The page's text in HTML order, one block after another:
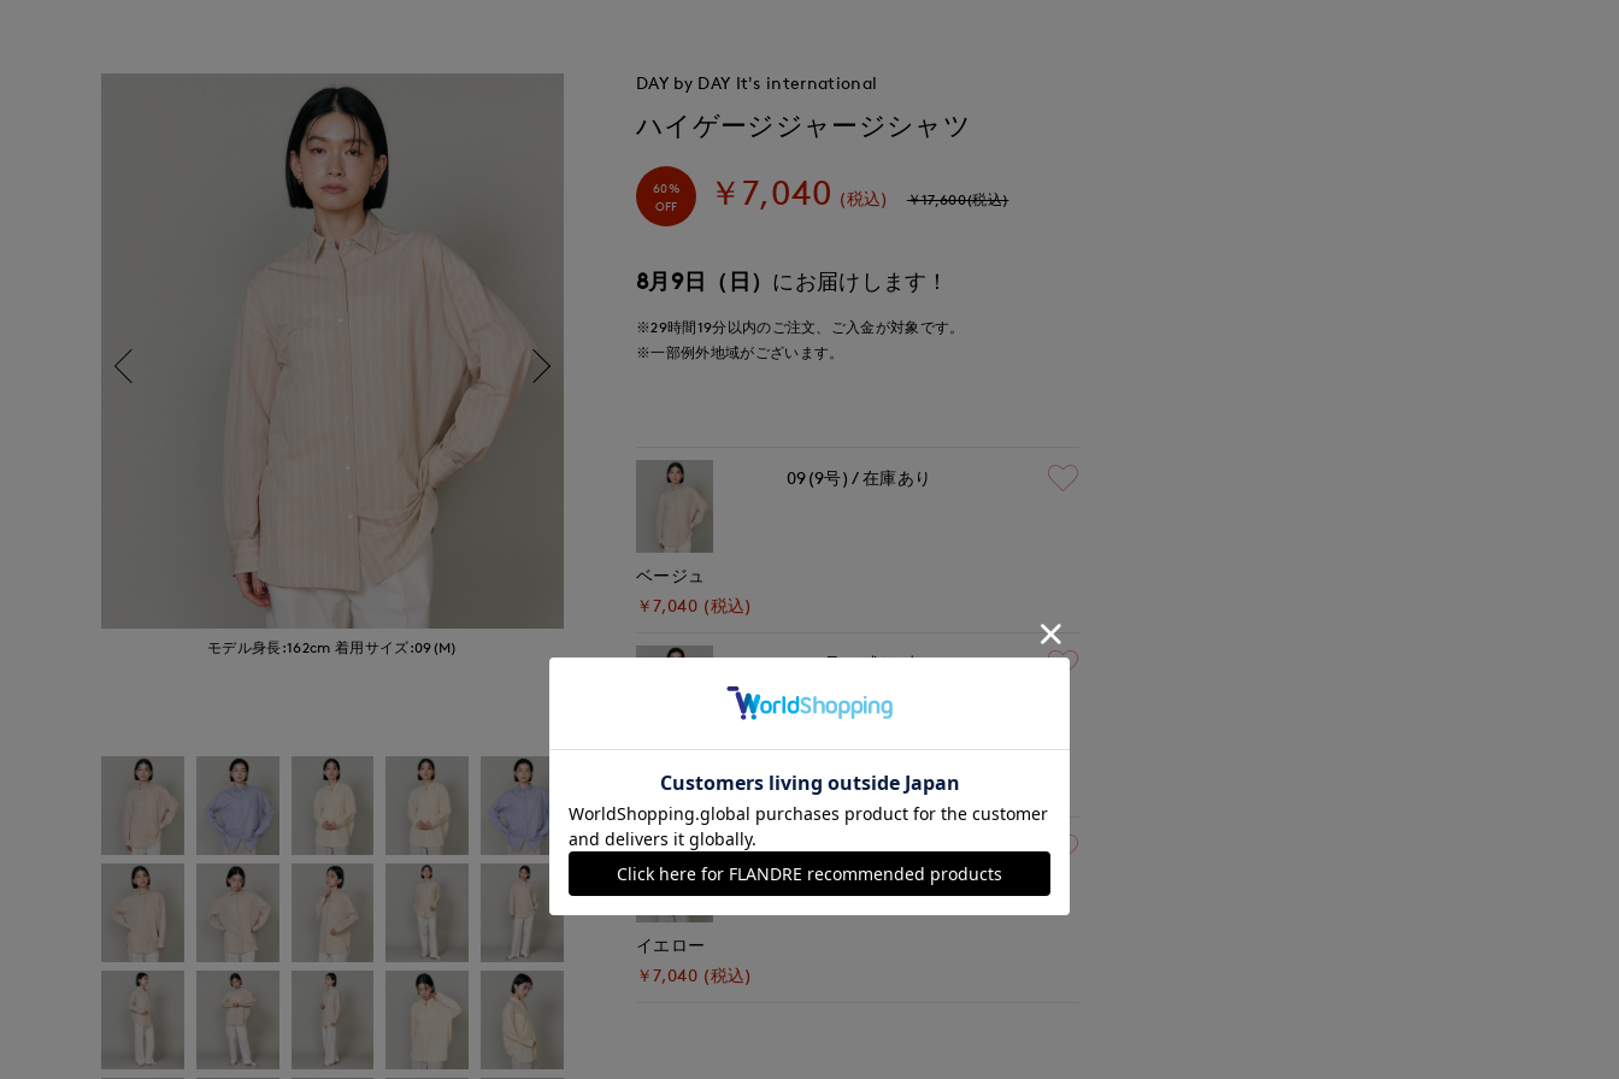
モデル身長:162cm 着用サイズ:09(M) モデル身長:162cm
DAY by DAY It's international
ハイゲージジャージシャツ
60%
OFF
￥7,040 (税込) ￥17,600(税込)
8月9日（日） にお届けします！
※29時間19分以内のご注文、ご入金が対象です。
※一部例外地域がございます。
ベージュ
￥7,040 (税込)
09(9号) 在庫あり
￥7,040 (税込)
09(9号) 残り1点
イエロー
￥7,040 (税込)
09(9号) 在庫あり